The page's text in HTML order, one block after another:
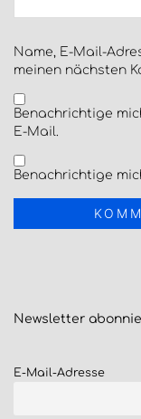
Name, E-Mail-
meinen nächsten
Benachrichtige
E-Mail.
Benachrichtige
Newsletter
E-Mail-Adresse